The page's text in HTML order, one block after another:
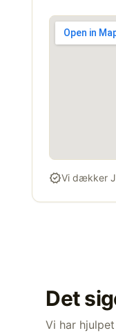
verifiedVi dækker
Det
Vi har